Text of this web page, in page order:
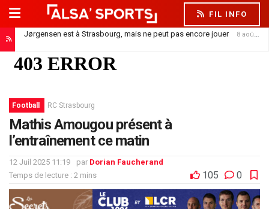
FIL INFO
Jørgensen est à Strasbourg, mais ne peut pas encore jouer 8 août 2026
Football RC Strasbourg
Mathis Amougou présent à
l’entraînement ce matin
12 Juil 2025 11:19 par Dorian Faucherand
Temps de lecture : 2 mins
105 0